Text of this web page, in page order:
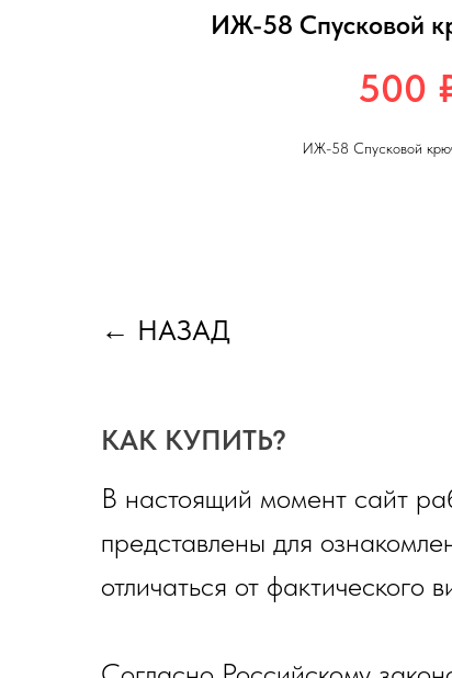
ИЖ-58 Спусковой
500
ИЖ-58 Спусковой
← НАЗАД
В настоящий момент сайт
представлены для
отличаться от фактического
КАК КУПИТЬ?